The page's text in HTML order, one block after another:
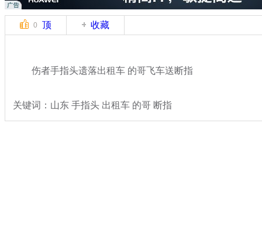
0 顶 收藏
伤者手指头遗落出租车 的哥飞车送断指
关键词：山东 手指头 出租车 的哥 断指